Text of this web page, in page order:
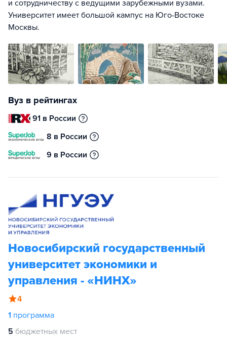
и сотрудничеству с ведущими зарубежными вузами.
Университет имеет большой кампус на Юго-Востоке
Москвы.
Вуз в рейтингах
91 в России
8 в России
9 в России
Новосибирский государственный
университет экономики и
управления - «НИНХ»
4
1 программа
5 бюджетных мест